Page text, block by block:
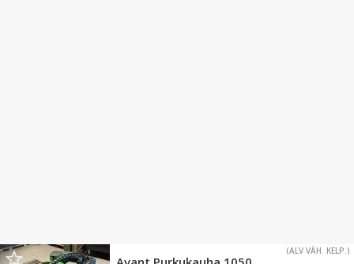
(ALV VÄH. KELP.)